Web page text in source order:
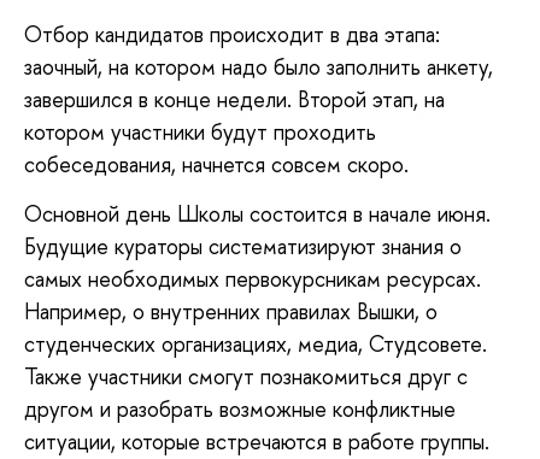
Отбор кандидатов происходит в два этапа:
заочный, на котором надо было заполнить анкету,
завершился в конце недели. Второй этап, на
котором участники будут проходить
собеседования, начнется совсем скоро.
Основной день Школы состоится в начале июня.
Будущие кураторы систематизируют знания о
самых необходимых первокурсникам ресурсах.
Например, о внутренних правилах Вышки, о
студенческих организациях, медиа, Студсовете.
Также участники смогут познакомиться друг с
другом и разобрать возможные конфликтные
ситуации, которые встречаются в работе группы.